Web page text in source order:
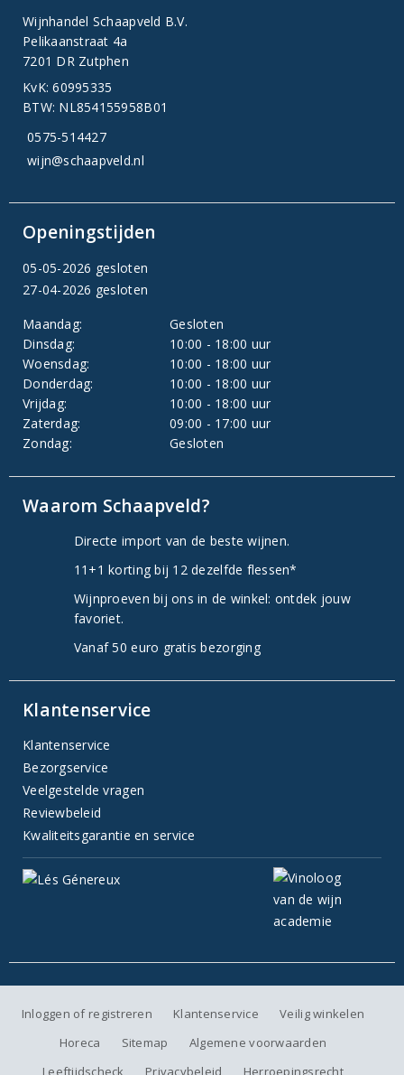
Wijnhandel Schaapveld B.V.
Pelikaanstraat 4a
7201 DR Zutphen
KvK: 60995335
BTW: NL854155958B01
0575-514427
wijn@schaapveld.nl
Openingstijden
05-05-2026 gesloten
27-04-2026 gesloten
Maandag:
Gesloten
Dinsdag:
10:00 - 18:00 uur
Woensdag:
10:00 - 18:00 uur
Donderdag:
10:00 - 18:00 uur
Vrijdag:
10:00 - 18:00 uur
Zaterdag:
09:00 - 17:00 uur
Zondag:
Gesloten
Waarom Schaapveld?
Directe import van de beste wijnen.
11+1 korting bij 12 dezelfde flessen*
Wijnproeven bij ons in de winkel: ontdek jouw
favoriet.
Vanaf 50 euro gratis bezorging
Klantenservice
Klantenservice
Bezorgservice
Veelgestelde vragen
Reviewbeleid
Kwaliteitsgarantie en service
Inloggen of registreren Klantenservice
Veilig winkelen
Horeca
Sitemap
Algemene voorwaarden
Leeftijdscheck
Privacybeleid Herroepingsrecht